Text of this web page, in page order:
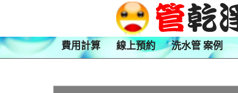
費用計算 線上預約 洗水管 案例